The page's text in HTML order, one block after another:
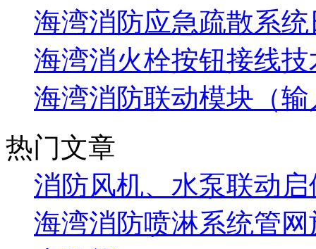
海湾消防应急疏散系
海湾消火栓按钮接线
海湾消防联动模块（
热门文章
消防风机、水泵联动
海湾消防喷淋系统管